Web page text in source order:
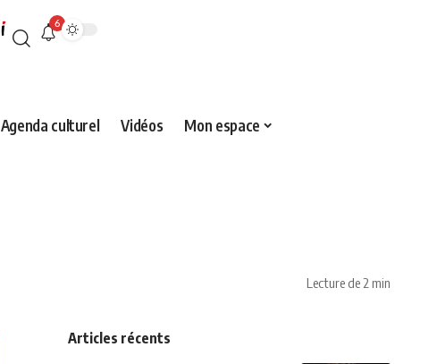
6
Agenda culturel Vidéos Mon espace
Lecture de 2 min
Articles récents